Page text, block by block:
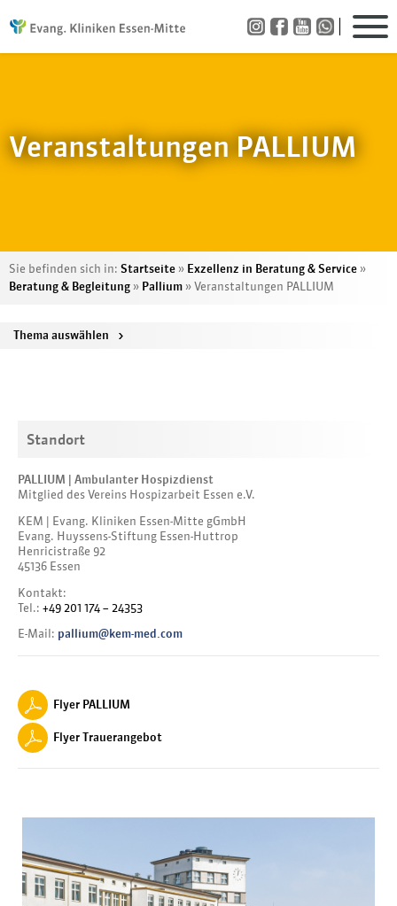
Veranstaltungen PALLIUM
Sie befinden sich in: Startseite » Exzellenz in Beratung & Service »
Beratung & Begleitung » Pallium »Veranstaltungen PALLIUM
Thema auswählen >
Standort
PALLIUM | Ambulanter Hospizdienst
Mitglied des Vereins Hospizarbeit Essen e.V.
KEM | Evang. Kliniken Essen-Mitte gGmbH
Evang. Huyssens-Stiftung Essen-Huttrop
Henricistraße 92
45136 Essen
Kontakt:
Tel.: +49 201 174 – 24353
E-Mail: pallium@kem-med.com
Flyer PALLIUM
Flyer Trauerangebot